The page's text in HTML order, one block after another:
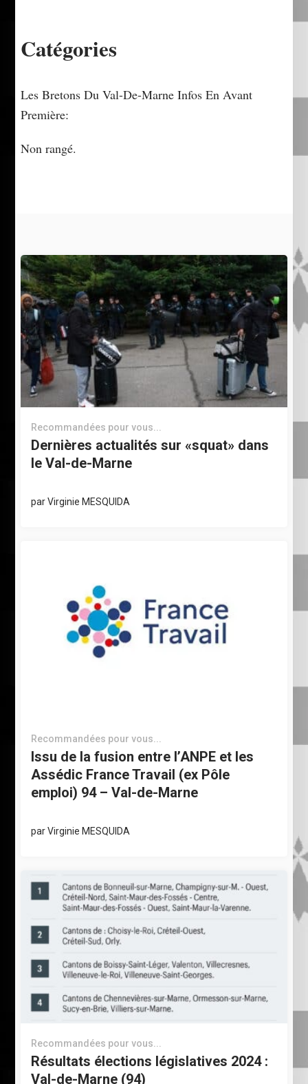
Catégories
Les Bretons Du Val-De-Marne Infos En Avant
Première:
Non rangé.
Recommandées pour vous...
Dernières actualités sur «squat» dans
le Val-de-Marne
parVirginie MESQUIDA
Recommandées pour vous...
Issu de la fusion entre l’ANPE et les
Assédic France Travail (ex Pôle
emploi) 94 – Val-de-Marne
parVirginie MESQUIDA
Recommandées pour vous...
Résultats élections législatives 2024 :
Val-de-Marne (94)